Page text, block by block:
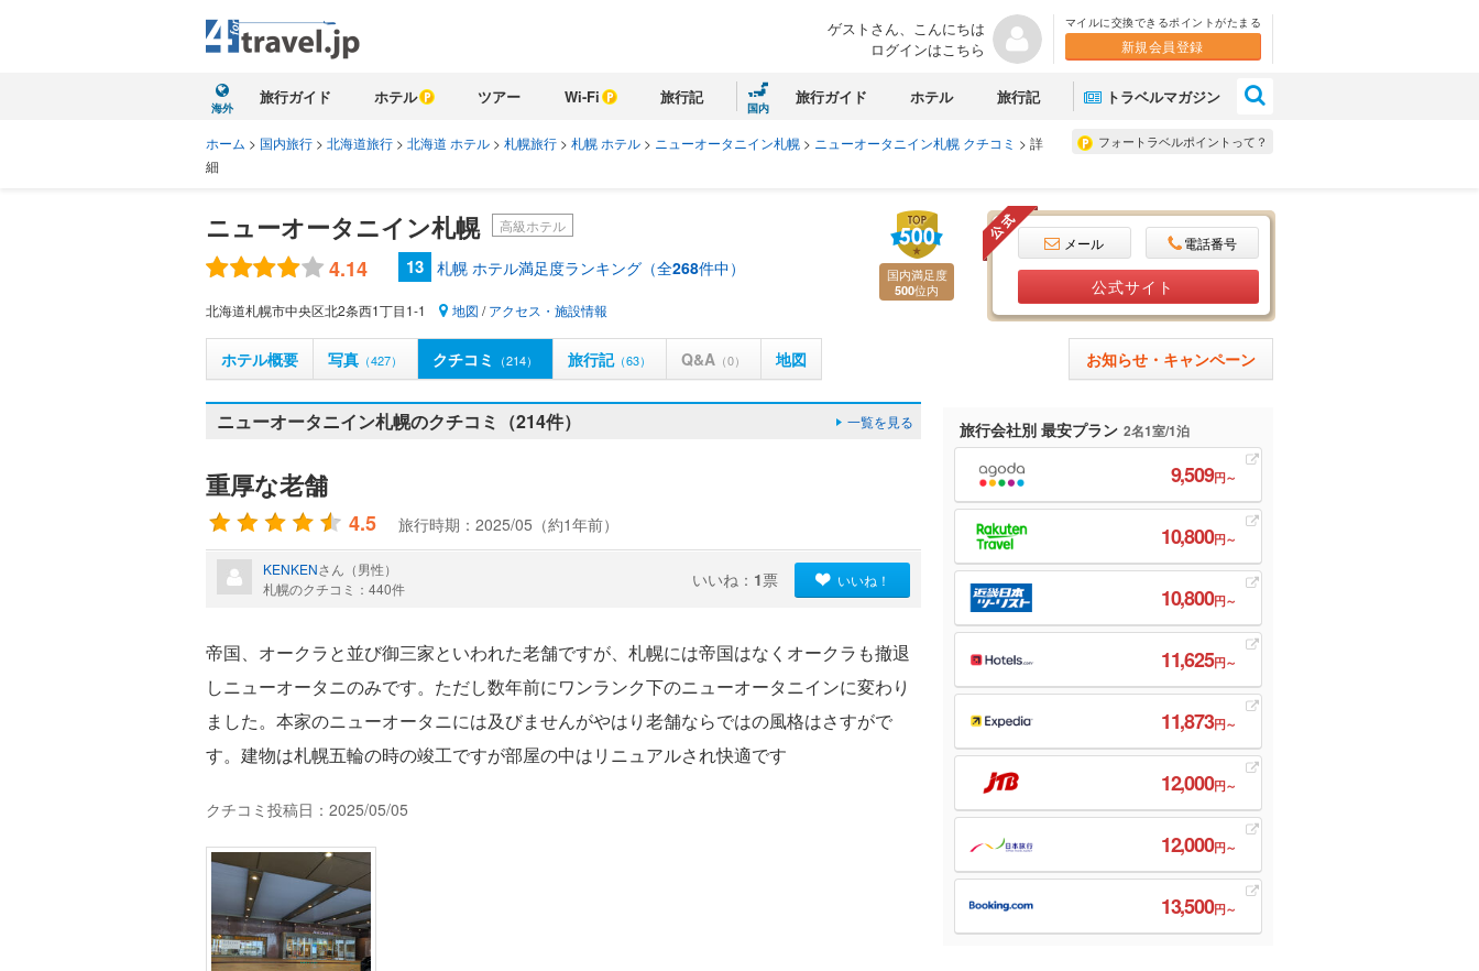
ゲストさん、こんにちは
ログインはこちら
マイルに交換できるポイントがたまる
新規会員登録
海外
旅行ガイド ホテル ツアー Wi-Fi 旅行記
国内
旅行ガイド ホテル 旅行記 トラベルマガジン
フォートラベルポイントって？
ホーム > 国内旅行 > 北海道旅行 > 北海道 ホテル > 札幌旅行 > 札幌 ホテル > ニューオータニイン札幌 > ニューオータニイン札幌 クチコミ > 詳
細
ニューオータニイン札幌 高級ホテル
4.14 13 札幌 ホテル満足度ランキング（全268件中）
北海道札幌市中央区北2条西1丁目1-1 地図 /アクセス・施設情報
国内満足度
500位内
電話番号
メール
公式サイト
ホテル概要 写真 （427） クチコミ （214） 旅行記（63） Q&A （0） 地図 お知らせ・キャンペーン
ニューオータニイン札幌のクチコミ（214件） 一覧を見る
重厚な老舗
4.5 旅行時期：2025/05（約1年前）
KENKENさん（男性）
札幌のクチコミ：440件
いいね： 1票 いいね！
帝国、オークラと並び御三家といわれた老舗ですが、札幌には帝国はなくオークラも撤退
しニューオータニのみです。ただし数年前にワンランク下のニューオータニインに変わり
ました。本家のニューオータニには及びませんがやはり老舗ならではの風格はさすがで
す。建物は札幌五輪の時の竣工ですが部屋の中はリニュアルされ快適です
クチコミ投稿日：2025/05/05
旅行会社別 最安プラン 2名1室/1泊
9,509円～
10,800円～
10,800円～
11,625円～
11,873円～
12,000円～
12,000円～
13,500円～